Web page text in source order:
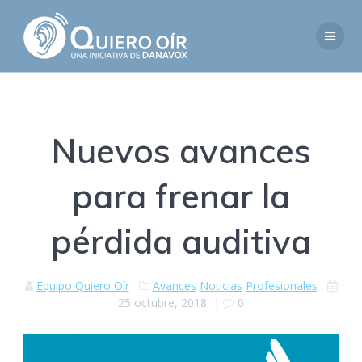
contenido
Nuevos avances
para frenar la
pérdida auditiva
Equipo Quiero Oír Avances Noticias Profesionales
25 octubre, 2018 | 0